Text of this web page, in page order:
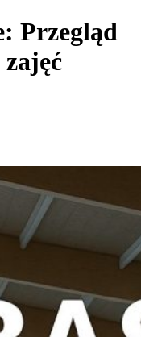
Przegląd